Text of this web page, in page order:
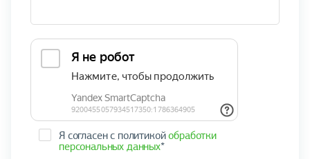
Я согласен с политикойобработки
персональных данных*